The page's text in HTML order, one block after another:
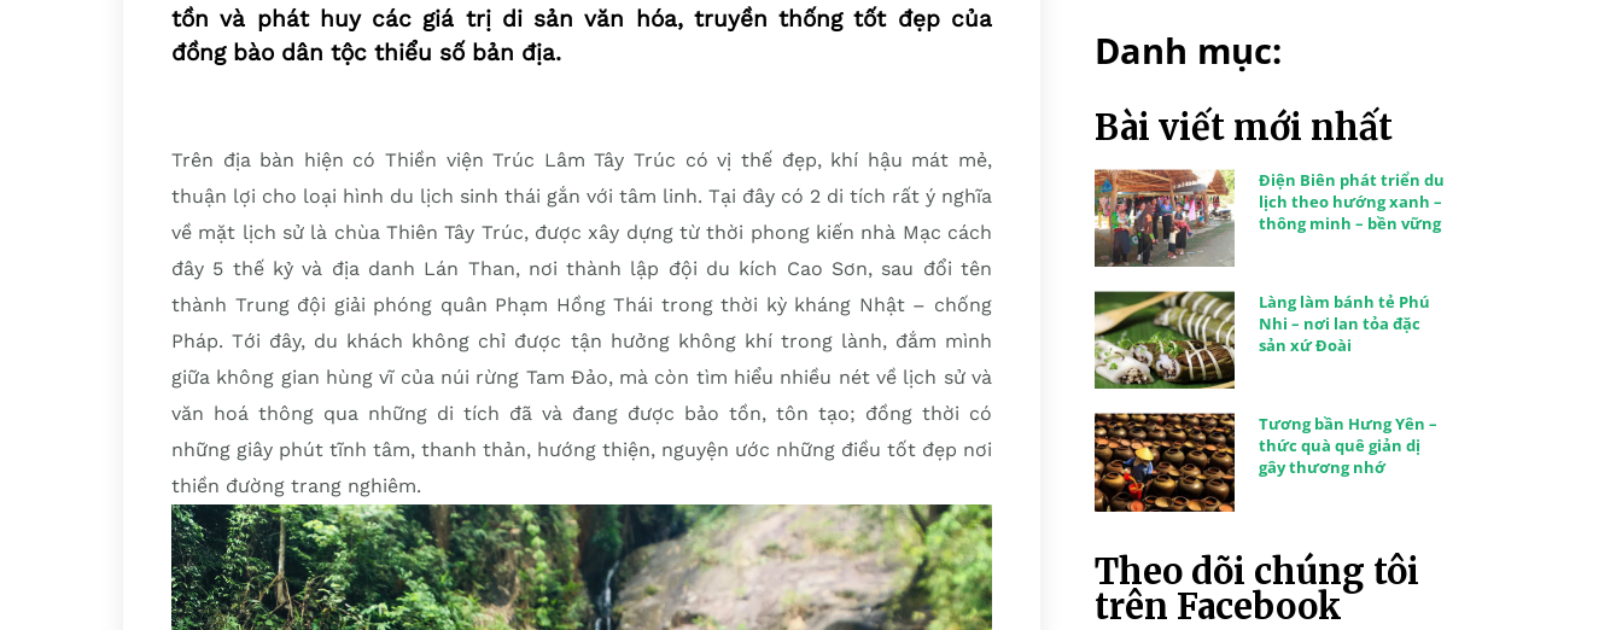
tồn và phát huy các giá trị di sản văn hóa, truyền thống tốt đẹp của
đồng bào dân tộc thiểu số bản địa.
Trên địa bàn hiện có Thiền viện Trúc Lâm Tây Trúc có vị thế đẹp, khí hậu mát mẻ,
thuận lợi cho loại hình du lịch sinh thái gắn với tâm linh. Tại đây có 2 di tích rất ý nghĩa
về mặt lịch sử là chùa Thiên Tây Trúc, được xây dựng từ thời phong kiến nhà Mạc cách
đây 5 thế kỷ và địa danh Lán Than, nơi thành lập đội du kích Cao Sơn, sau đổi tên
thành Trung đội giải phóng quân Phạm Hồng Thái trong thời kỳ kháng Nhật – chống
Pháp. Tới đây, du khách không chỉ được tận hưởng không khí trong lành, đắm mình
giữa không gian hùng vĩ của núi rừng Tam Đảo, mà còn tìm hiểu nhiều nét về lịch sử và
văn hoá thông qua những di tích đã và đang được bảo tồn, tôn tạo; đồng thời có
những giây phút tĩnh tâm, thanh thản, hướng thiện, nguyện ước những điều tốt đẹp nơi
thiền đường trang nghiêm.
Danh mục:
Bài viết mới nhất
Điện Biên phát triển du
lịch theo hướng xanh –
thông minh – bền vững
Làng làm bánh tẻ Phú
Nhi – nơi lan tỏa đặc
sản xứ Đoài
Tương bần Hưng Yên –
thức quà quê giản dị
gây thương nhớ
Theo dõi chúng tôi
trên Facebook